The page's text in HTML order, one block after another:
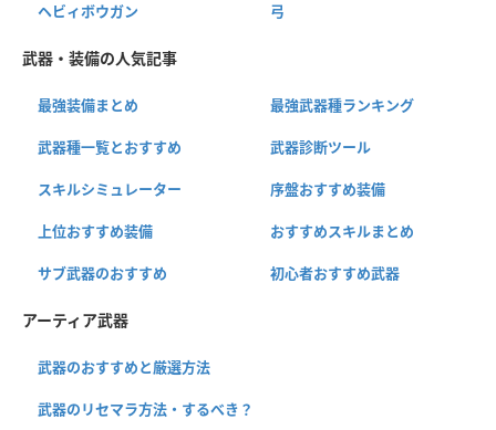
ヘビィボウガン 弓
武器・装備の人気記事
最強装備まとめ 最強武器種ランキング
武器種一覧とおすすめ 武器診断ツール
スキルシミュレーター 序盤おすすめ装備
上位おすすめ装備 おすすめスキルまとめ
サブ武器のおすすめ 初心者おすすめ武器
アーティア武器
武器のおすすめと厳選方法
武器のリセマラ方法・するべき？